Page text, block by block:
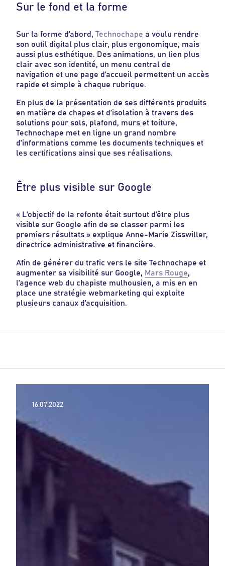
Sur le fond et la forme
Sur la forme d’abord, Technochape a voulu rendre
son outil digital plus clair, plus ergonomique, mais
aussi plus esthétique. Des animations, un lien plus
clair avec son identité, un menu central de
navigation et une page d’accueil permettent un accès
rapide et simple à chaque rubrique.
En plus de la présentation de ses différents produits
en matière de chapes et d’isolation à travers des
solutions pour sols, plafond, murs et toiture,
Technochape met en ligne un grand nombre
d’informations comme les documents techniques et
les certifications ainsi que ses réalisations.
Être plus visible sur Google
« L’objectif de la refonte était surtout d’être plus
visible sur Google afin de se classer parmi les
premiers résultats » explique Anne-Marie Zisswiller,
directrice administrative et financière.
Afin de générer du trafic vers le site Technochape et
augmenter sa visibilité sur Google, Mars Rouge,
l’agence web du chapiste mulhousien, a mis en en
place une stratégie webmarketing qui exploite
plusieurs canaux d’acquisition.
16.07.2022